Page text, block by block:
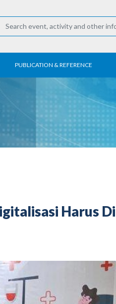
PUBLICATION & REFERENCE
E-Newsletter
Harus